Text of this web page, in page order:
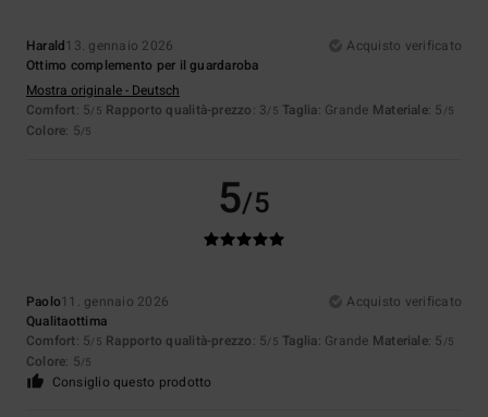
Harald13. gennaio 2026
Acquisto verificato
Ottimo complemento per il guardaroba
Mostra originale - Deutsch
Comfort: 5/5 Rapporto qualità-prezzo: 3/5 Taglia: Grande Materiale: 5 /5
Colore: 5/5
5/5
Paolo11. gennaio 2026
Acquisto verificato
Qualitaottima
Comfort: 5/5 Rapporto qualità-prezzo: 5/5 Taglia: Grande Materiale: 5 /5
Colore: 5/5
Consiglio questo prodotto